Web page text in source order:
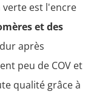
est l'encre
et des
après
peu de COV et
qualité grâce à